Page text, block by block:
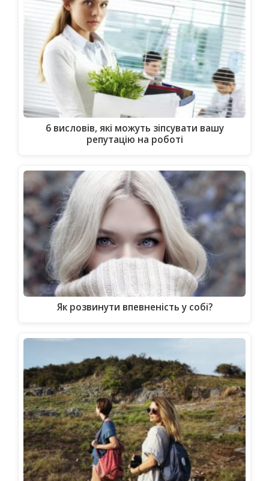
6 висловів, які можуть зіпсувати вашу
репутацію на роботі
Як розвинути впевненість у собі?